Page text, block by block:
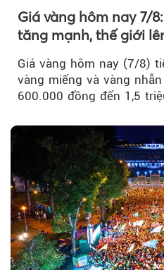
Giá vàng hôm nay 7/
tăng mạnh, thế giới
Giá vàng hôm nay (7/8)
vàng miếng và vàng
600.000 đồng đến 1,5
vàng thế giới bứt phá lên
một tháng.